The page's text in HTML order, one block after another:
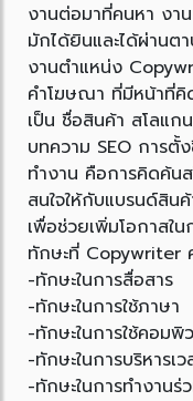
งานต่อมาที่คนหา ง
มักได้ยินและได้ผ่าน
งานตำแหน่ง
คำโฆษณา ที่มีหน้าที่คิ
เป็น ชื่อสินค้า สโลแ
บทความ SEO การตั้
ทำงาน คือการคิดค้น
สนใจให้กับแบรนด์สิน
เพื่อช่วยเพิ่มโอกาสใ
ทักษะที่ Copywriter
-ทักษะในการสื่อสาร
-ทักษะในการใช้ภาษา
-ทักษะในการใช้คอมพิ
-ทักษะในการบริหารเว
-ทักษะในการทำงานร่